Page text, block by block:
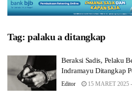
Tag: palaku a ditangkap
Beraksi Sadis, Pelaku
Indramayu Ditangkap
Editor 15 MARET 2025